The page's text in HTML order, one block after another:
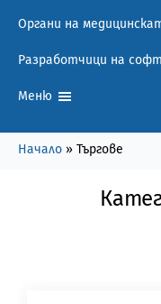
Органи на
Разработчици на
Меню
Начало » Търгове